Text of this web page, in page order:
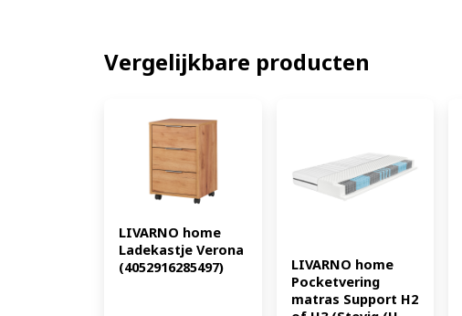
Vergelijkbare producten
LIVARNO home
Ladekastje Verona
(4052916285497)
LIVARNO home
Pocketvering
matras Support H2